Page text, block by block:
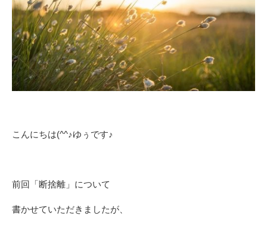
こんにちは(^^♪ゆぅです♪
前回「断捨離」について
書かせていただきましたが、